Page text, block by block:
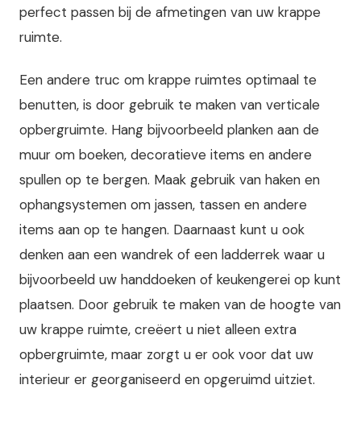
perfect passen bij de afmetingen van uw krappe
ruimte.
Een andere truc om krappe ruimtes optimaal te
benutten, is door gebruik te maken van verticale
opbergruimte. Hang bijvoorbeeld planken aan de
muur om boeken, decoratieve items en andere
spullen op te bergen. Maak gebruik van haken en
ophangsystemen om jassen, tassen en andere
items aan op te hangen. Daarnaast kunt u ook
denken aan een wandrek of een ladderrek waar u
bijvoorbeeld uw handdoeken of keukengerei op kunt
plaatsen. Door gebruik te maken van de hoogte van
uw krappe ruimte, creëert u niet alleen extra
opbergruimte, maar zorgt u er ook voor dat uw
interieur er georganiseerd en opgeruimd uitziet.